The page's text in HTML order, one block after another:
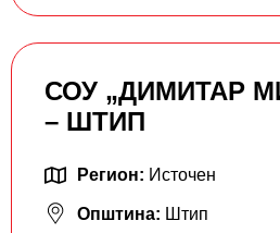
СОУ „ДИМИТАР
– ШТИП
Регион: Источен
Општина: Штип